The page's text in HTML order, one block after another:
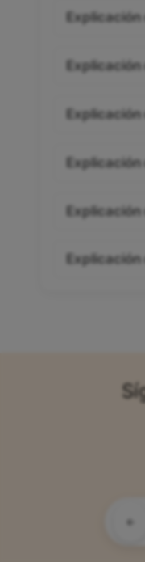
←
Explicación
Explicación
Explicación
Explicación